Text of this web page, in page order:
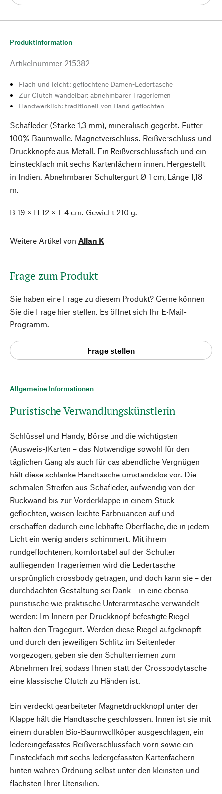
Allgemeine Informationen
Puristische Verwandlungskünstlerin
Schlüssel und Handy, Börse und die wichtigsten
(Ausweis-)Karten – das Notwendige sowohl für den
täglichen Gang als auch für das abendliche Vergnügen
hält diese schlanke Handtasche umstandslos vor. Die
schmalen Streifen aus Schafleder, aufwendig von der
Rückwand bis zur Vorderklappe in einem Stück
geflochten, weisen leichte Farbnuancen auf und
erschaffen dadurch eine lebhafte Oberfläche, die in jedem
Licht ein wenig anders schimmert. Mit ihrem
rundgeflochtenen, komfortabel auf der Schulter
aufliegenden Trageriemen wird die Ledertasche
ursprünglich crossbody getragen, und doch kann sie – der
durchdachten Gestaltung sei Dank – in eine ebenso
puristische wie praktische Unterarmtasche verwandelt
werden: Im Innern per Druckknopf befestigte Riegel
halten den Tragegurt. Werden diese Riegel aufgeknöpft
und durch den jeweiligen Schlitz im Seitenleder
vorgezogen, geben sie den Schulterriemen zum
Abnehmen frei, sodass Ihnen statt der Crossbodytasche
eine klassische Clutch zu Händen ist.
Ein verdeckt gearbeiteter Magnetdruckknopf unter der
Klappe hält die Handtasche geschlossen. Innen ist sie mit
einem durablen Bio-Baumwollköper ausgeschlagen, ein
ledereingefasstes Reißverschlussfach vorn sowie ein
Einsteckfach mit sechs ledergefassten Kartenfächern
hinten wahren Ordnung selbst unter den kleinsten und
flachsten Ihrer Utensilien.
Produktinformation
Artikelnummer 215382
Flach und leicht: geflochtene Damen-Ledertasche
Zur Clutch wandelbar: abnehmbarer Trageriemen
Handwerklich: traditionell von Hand geflochten
Schafleder (Stärke 1,3 mm), mineralisch gegerbt. Futter
100% Baumwolle. Magnetverschluss. Reißverschluss und
Druckknöpfe aus Metall. Ein Reißverschlussfach und ein
Einsteckfach mit sechs Kartenfächern innen. Hergestellt
in Indien. Abnehmbarer Schultergurt Ø 1 cm, Länge 1,18
m.
B 19 × H 12 × T 4 cm. Gewicht 210 g.
Weitere Artikel von Allan K
Frage zum Produkt
Sie haben eine Frage zu diesem Produkt? Gerne können
Sie die Frage hier stellen. Es öffnet sich Ihr E-Mail-
Programm.
Frage stellen